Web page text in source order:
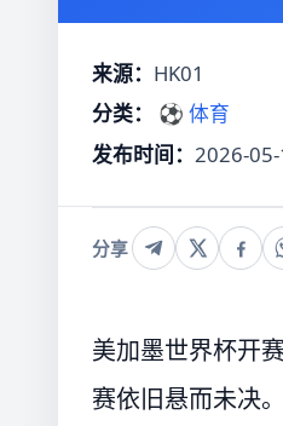
来源： HK01
分类：
⚽ 体育
发布时间： 2026-
分享
美加墨世界杯开
赛依旧悬而未决